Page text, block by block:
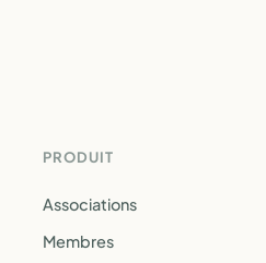
PRODUIT
Associations
Membres